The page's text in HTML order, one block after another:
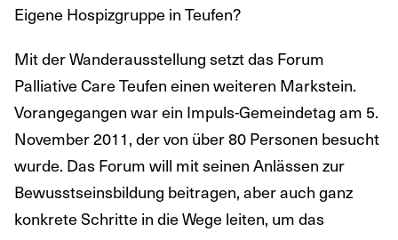
Eigene Hospizgruppe in Teufen?
Mit der Wanderausstellung setzt das Forum
Palliative Care Teufen einen weiteren Markstein.
Vorangegangen war ein Impuls-Gemeindetag am 5.
November 2011, der von über 80 Personen besucht
wurde. Das Forum will mit seinen Anlässen zur
Bewusstseinsbildung beitragen, aber auch ganz
konkrete Schritte in die Wege leiten, um das